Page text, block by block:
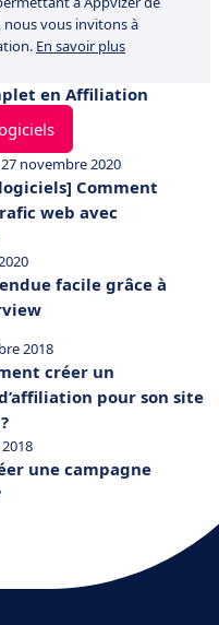
nous vous invitons à
En savoir plus
en Affiliation
27 novembre 2020
Comment
web avec
facile grâce à
2018
créer un
pour son site
une campagne